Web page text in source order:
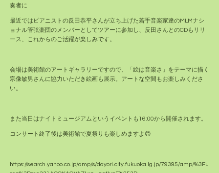
奏者に
最近ではピアニストの反田恭平さんが立ち上げた若手音楽家達のMLMナシ
ョナル管弦楽団のメンバーとしてツアーに参加し、反田さんとのCDもリリ
ース、これからのご活躍が楽しみです。
会場は美術館のアートギャラリーですので、「絵は音楽さ」をテーマに描く
宗像敏男さんに協力いただき絵画も展示。アートな空間もお楽しみくださ
い。
また当日はナイトミュージアムというイベントも16:00から開催されます。
コンサート終了後は美術館で夏祭りも楽しめますよ😊
https://search.yahoo.co.jp/amp/s/dayori.city.fukuoka.lg.jp/79395/amp/%3Fu